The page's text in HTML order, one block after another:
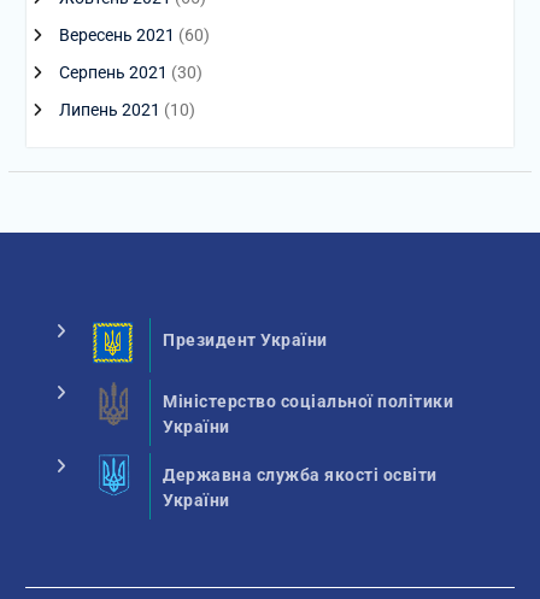
Вересень 2021 (60)
Серпень 2021 (30)
Липень 2021 (10)
Президент України
Міністерство соціальної політики
України
Державна служба якості освіти
України